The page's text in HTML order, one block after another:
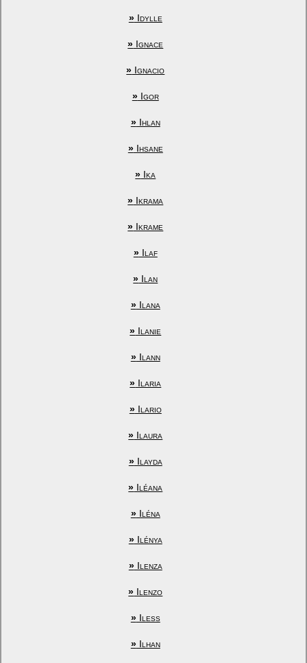
»Idylle
» Ignace
» Ignacio
»Igor
»Ihlan
»Ihsane
» Ika
» Ikrama
» Ikrame
»Ilaf
» Ilan
»Ilana
» Ilanie
»Ilann
» Ilaria
»Ilario
» Ilaura
»Ilayda
» Iléana
»Iléna
»Ilénya
»Ilenza
» Ilenzo
»Iless
»Ilhan